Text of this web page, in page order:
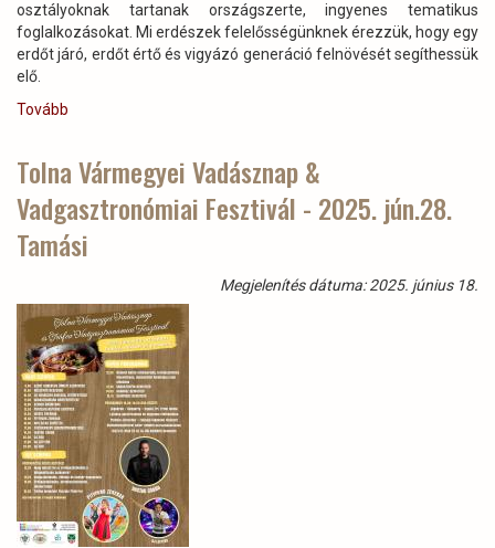
osztályoknak tartanak országszerte, ingyenes tematikus
foglalkozásokat. Mi erdészek felelősségünknek érezzük, hogy egy
erdőt járó, erdőt értő és vigyázó generáció felnövését segíthessük
elő.
Tovább
egységek,
melósok
Augusztusban
regisztráció
az
Iskolában
az
Erdő
Program
őszi
ütemére)
Tolna Vármegyei Vadásznap &
Vadgasztronómiai Fesztivál - 2025. jún.28.
Tamási
Megjelenítés dátuma: 2025. június 18.